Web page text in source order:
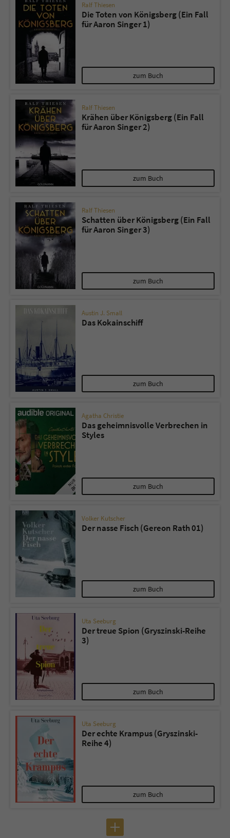
Ralf Thiesen
Die Toten von Königsberg (Ein Fall
für Aaron Singer 1)
zum Buch
Ralf Thiesen
Krähen über Königsberg (Ein Fall
für Aaron Singer 2)
zum Buch
Ralf Thiesen
Schatten über Königsberg (Ein Fall
für Aaron Singer 3)
zum Buch
Austin J. Small
Das Kokainschiff
zum Buch
Agatha Christie
Das geheimnisvolle Verbrechen in
Styles
zum Buch
Volker Kutscher
Der nasse Fisch (Gereon Rath 01)
zum Buch
Uta Seeburg
Der treue Spion (Gryszinski-Reihe
3)
zum Buch
Uta Seeburg
Der echte Krampus (Gryszinski-
Reihe 4)
zum Buch